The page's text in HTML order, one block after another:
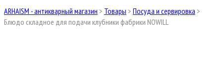
ARHAISM - антикварный магазин > Товары > Посуда и сервировка >
Блюдо складное для подачи клубники фабрики NOWILL